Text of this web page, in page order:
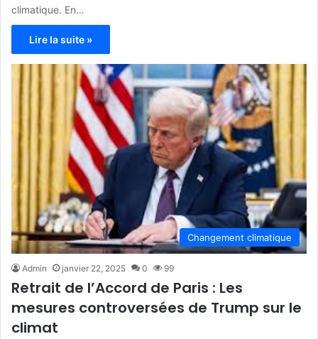
climatique. En…
Lire la suite »
Changement climatique
Admin janvier 22, 2025 0 99
Retrait de l’Accord de Paris : Les
mesures controversées de Trump sur le
climat